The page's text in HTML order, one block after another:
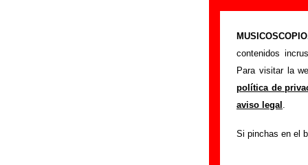
contenidos
Para visitar la
política de
aviso legal .
Si pinchas en el
Vacaciones -
Portada >
Si tienes
siguiente
colaboración.
Nombre: